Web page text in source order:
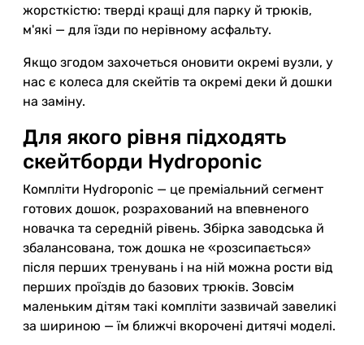
жорсткістю: тверді кращі для парку й трюків,
м'які — для їзди по нерівному асфальту.
Якщо згодом захочеться оновити окремі вузли, у
нас є колеса для скейтів та окремі деки й дошки
на заміну.
Для якого рівня підходять
скейтборди Hydroponic
Компліти Hydroponic — це преміальний сегмент
готових дошок, розрахований на впевненого
новачка та середній рівень. Збірка заводська й
збалансована, тож дошка не «розсипається»
після перших тренувань і на ній можна рости від
перших проїздів до базових трюків. Зовсім
маленьким дітям такі компліти зазвичай завеликі
за шириною — їм ближчі вкорочені дитячі моделі.